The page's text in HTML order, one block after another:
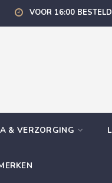
VOOR 16:00
& VERZORGING